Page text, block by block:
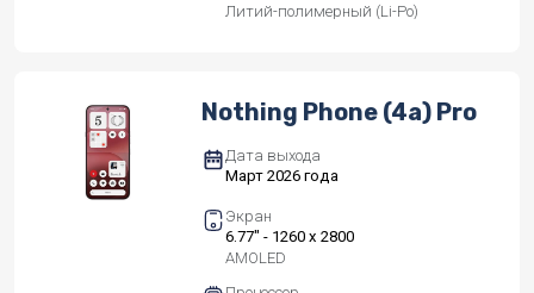
Литий-полимерный (Li-Po)
Nothing Phone (4a) Pro
Дата выхода
Март 2026 года
Экран
6.77" - 1260 x 2800
AMOLED